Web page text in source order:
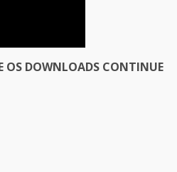
OS DOWNLOADS CONTINUE